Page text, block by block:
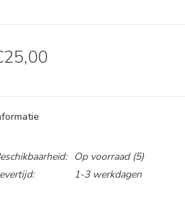
Op voorraad(5)
1-3 werkdagen